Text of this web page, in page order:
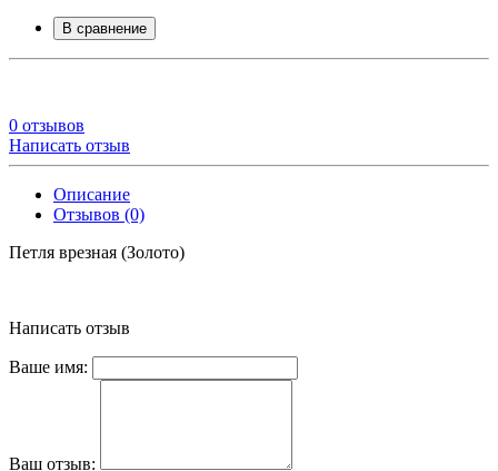
В сравнение
0 отзывов
Написать отзыв
Описание
Отзывов (0)
Петля врезная (Золото)
Написать отзыв
Ваше имя:
Ваш отзыв: